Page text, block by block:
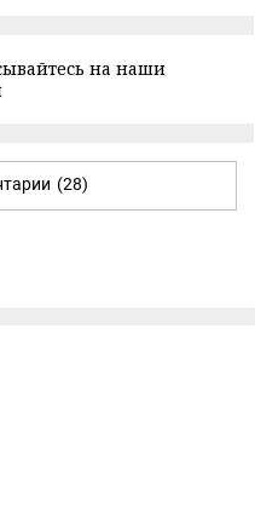
на наши
(28)